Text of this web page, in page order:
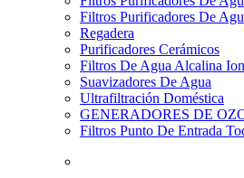
Filtros Purificadores De
Regadera
Purificadores Cerámicos
Filtros De Agua Alcalina
Suavizadores De Agua
Ultrafiltración Doméstica
GENERADORES DE
Filtros Punto De Entrada